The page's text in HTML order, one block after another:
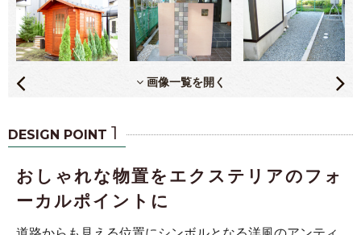
画像一覧を開く
DESIGN POINT 1
おしゃれな物置をエクステリアのフォ
ーカルポイントに